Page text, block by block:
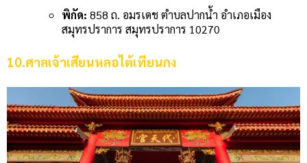
พิกัด: 858 ถ. อมรเดช ตำบลปากน้ำ อำเภอเมือง
สมุทรปราการ สมุทรปราการ 10270
10.ศาลเจ้าเสียนหลอไต้เทียนกง